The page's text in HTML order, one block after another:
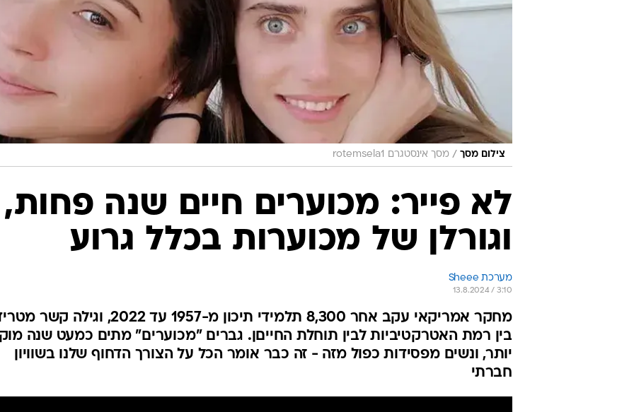
צילום מסך / מסך אינסטגרם rotemsela1
לא פייר: מכוערים חיים שנה פחות,
וגורלן של מכוערות בכלל גרוע
מערכת Sheee
13.8.2024 / 3:10
מחקר אמריקאי עקב אחר 8,300 תלמידי תיכון מ-1957 עד 2022, וגילה קשר
בין רמת האטרקטיביות לבין תוחלת החייםן. גברים "מכוערים" מתים כמעט שנה
יותר, ונשים מפסידות כפול מזה - זה כבר אומר הכל על הצורך הדחוף שלנו בשוויון
חברתי